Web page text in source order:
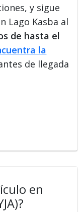
y sigue
Lago Kasba al
de hasta el
la
de llegada
en